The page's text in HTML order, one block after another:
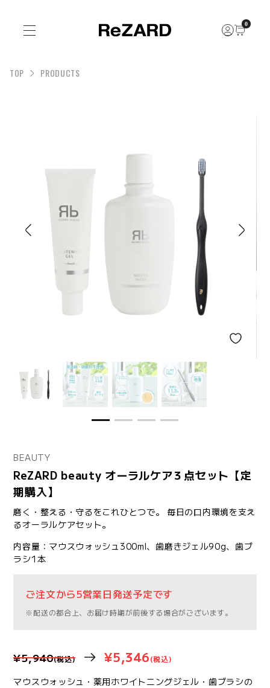
0
TOP PRODUCTS
BEAUTY
ReZARD beauty オーラルケア３点セット【定
期購入】
磨く・整える・守るをこれひとつで。 毎日の口内環境を支え
るオーラルケアセット。
内容量：マウスウォッシュ300ml、歯磨きジェル90g、歯ブ
ラシ1本
ご注文から5営業日発送予定です
※配送の都合上、お届け時期が前後する場合がございます。
¥5,940(税込) ¥5,346(税込)
マウスウォッシュ・薬用ホワイトニングジェル・歯ブラシの